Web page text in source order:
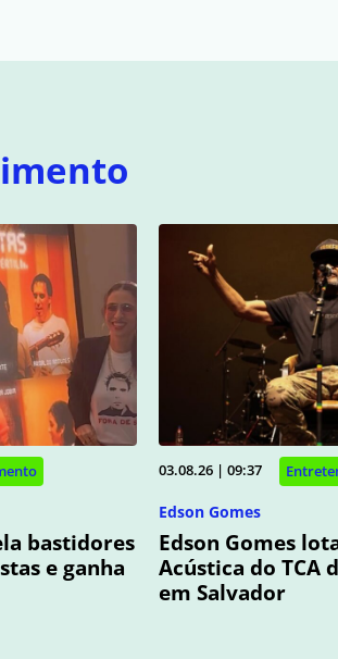
bastidores
e ganha
03.08.26 | 09:37
Edson Gomes
Edson Gomes
Acústica do TCA
em Salvador